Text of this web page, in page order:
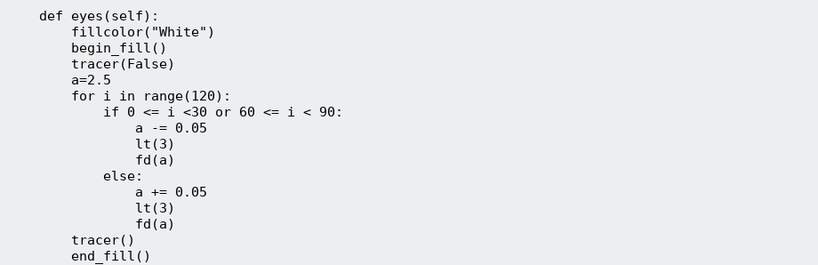
    def eyes(self):
        fillcolor("White")
        begin_fill()
        tracer(False)
        a=2.5
        for i in range(120):
            if 0 <= i <30 or 60 <= i < 90:
                a -= 0.05
                lt(3)
                fd(a)
            else:
                a += 0.05
                lt(3)
                fd(a)
        tracer()
        end_fill()